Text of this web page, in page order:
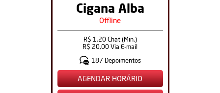
Cigana Alba
Offline
R$ 1,20 Chat (Min.)
R$ 20,00 Via E-mail
187 Depoimentos
AGENDAR HORÁRIO